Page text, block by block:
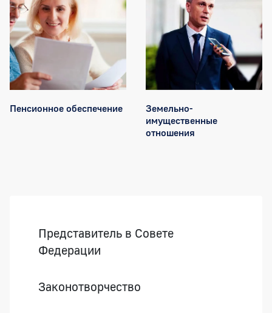
Пенсионное обеспечение
Земельно-
имущественные
отношения
Представитель в Совете
Федерации
Законотворчество